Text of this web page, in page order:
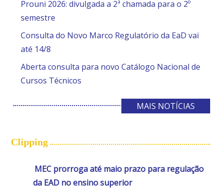
Prouni 2026: divulgada a 2ª chamada para o 2º
semestre
Consulta do Novo Marco Regulatório da EaD vai
até 14/8
Aberta consulta para novo Catálogo Nacional de
Cursos Técnicos
MAIS NOTÍCIAS
Clipping
MEC prorroga até maio prazo para regulação
da EAD no ensino superior